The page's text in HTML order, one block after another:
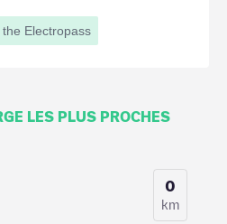
Electropass
LES PLUS PROCHES
0
km